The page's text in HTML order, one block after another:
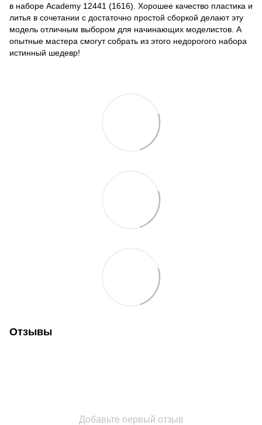
в наборе Academy 12441 (1616). Хорошее качество пластика и
литья в сочетании с достаточно простой сборкой делают эту
модель отличным выбором для начинающих моделистов. А
опытные мастера смогут собрать из этого недорогого набора
истинный шедевр!
Отзывы
Добавьте первый отзыв